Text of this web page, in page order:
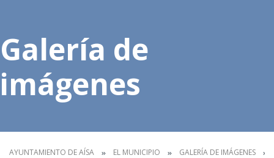
Galería de
imágenes
AYUNTAMIENTO DE AÍSA EL MUNICIPIO GALERÍA DE IMÁGENES